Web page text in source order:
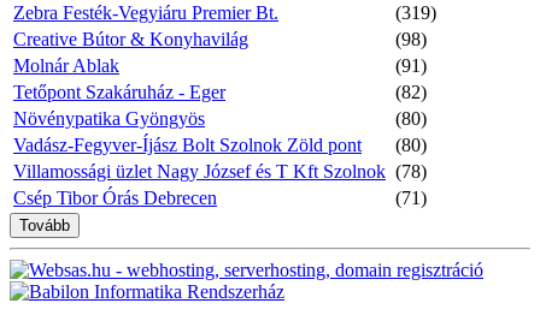
Zebra Festék-Vegyiáru Premier Bt.
(319)
Creative Bútor & Konyhavilág
(98)
Molnár Ablak
(91)
Tetőpont Szakáruház - Eger
(82)
Növénypatika Gyöngyös
(80)
Vadász-Fegyver-Íjász Bolt Szolnok Zöld pont
(80)
Villamossági üzlet Nagy József és T Kft Szolnok (78)
Csép Tibor Órás Debrecen
(71)
Tovább